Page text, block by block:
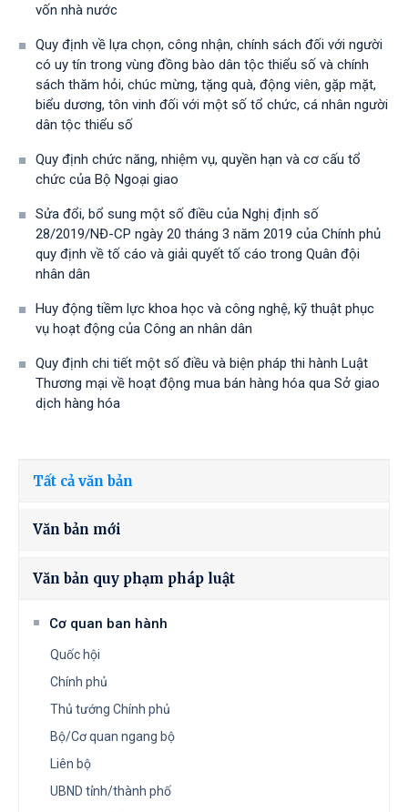
vốn nhà nước
Quy định về lựa chọn, công nhận, chính sách đối với người
có uy tín trong vùng đồng bào dân tộc thiểu số và chính
sách thăm hỏi, chúc mừng, tặng quà, động viên, gặp mặt,
biểu dương, tôn vinh đối với một số tổ chức, cá nhân người
dân tộc thiểu số
Quy định chức năng, nhiệm vụ, quyền hạn và cơ cấu tổ
chức của Bộ Ngoại giao
Sửa đổi, bổ sung một số điều của Nghị định số
28/2019/NĐ-CР ngày 20 tháng 3 năm 2019 của Chính phủ
quy định về tố cáo và giải quyết tố cáo trong Quân đội
nhân dân
Huy động tiềm lực khoa học và công nghệ, kỹ thuật phục
vụ hoạt động của Công an nhân dân
Quy định chi tiết một số điều và biện pháp thi hành Luật
Thương mại về hoạt động mua bán hàng hóa qua Sở giao
dịch hàng hóa
Tất cả văn bản
Văn bản mới
Văn bản quy phạm pháp luật
Cơ quan ban hành
Quốc hội
Chính phủ
Thủ tướng Chính phủ
Bộ/Cơ quan ngang bộ
Liên bộ
UBND tỉnh/thành phố